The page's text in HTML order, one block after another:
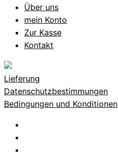
Über uns
mein Konto
Zur Kasse
Kontakt
Lieferung
Datenschutzbestimmungen
Bedingungen und Konditionen